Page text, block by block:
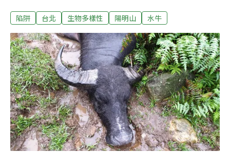
庭君說，近中午接獲通報，一隻野化水牛受困士林區平等
「山豬吊」陷阱套住。動保處救援隊員和附近居民一起協
助水牛脫困，所幸水牛後腳僅些微受傷。動保處初步評
估，幸無大礙，已把水牛安置菜園附近，後續會通報陽明
山國家公園管理處協助處理受傷水牛。動保處說，附近常
有野生動物會跑到陽明山公園附近菜園覓食，有民眾才會
設「山豬吊」陷阱，此陷阱類似以繩索套住動物四肢，會
讓動物無法行動，研判水牛可能是到附近菜園找尋食物或
避寒，才會誤踩陷阱，進而受困。
陷阱 台北 生物多樣性 陽明山 水牛